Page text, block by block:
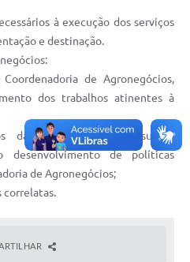
à execução dos serviços
e destinação.
de Agronegócios,
dos trabalhos atinentes à
da Prefeitura em assuntos
desenvolvimento de políticas
de Agronegócios;
correlatas.